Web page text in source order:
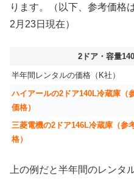
ります。（以下、参考価格
2月23日現在）
2ドア・容量
半年間レンタルの価格（K社）
ハイアールの2ドア140L冷蔵庫（
価格）
三菱電機の2ドア146L冷蔵庫（参
格）
上の例だと半年間のレンタ